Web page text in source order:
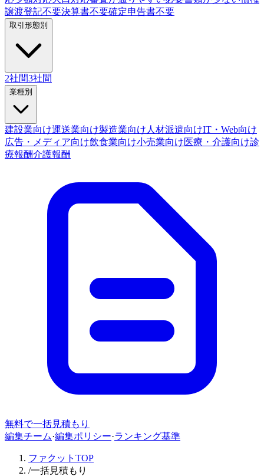
譲渡登記不要決算書不要確定申告書不要
取引形態別
2社間3社間
業種別
建設業向け運送業向け製造業向け 人材派遣向けIT・Web向け
広告・メディア向け飲食業向け小売業向け医療・介護向け診
療報酬介護報酬
無料で一括見積もり
編集チーム·編集ポリシー·ランキング基準
ファクットTOP
/一括見積もり